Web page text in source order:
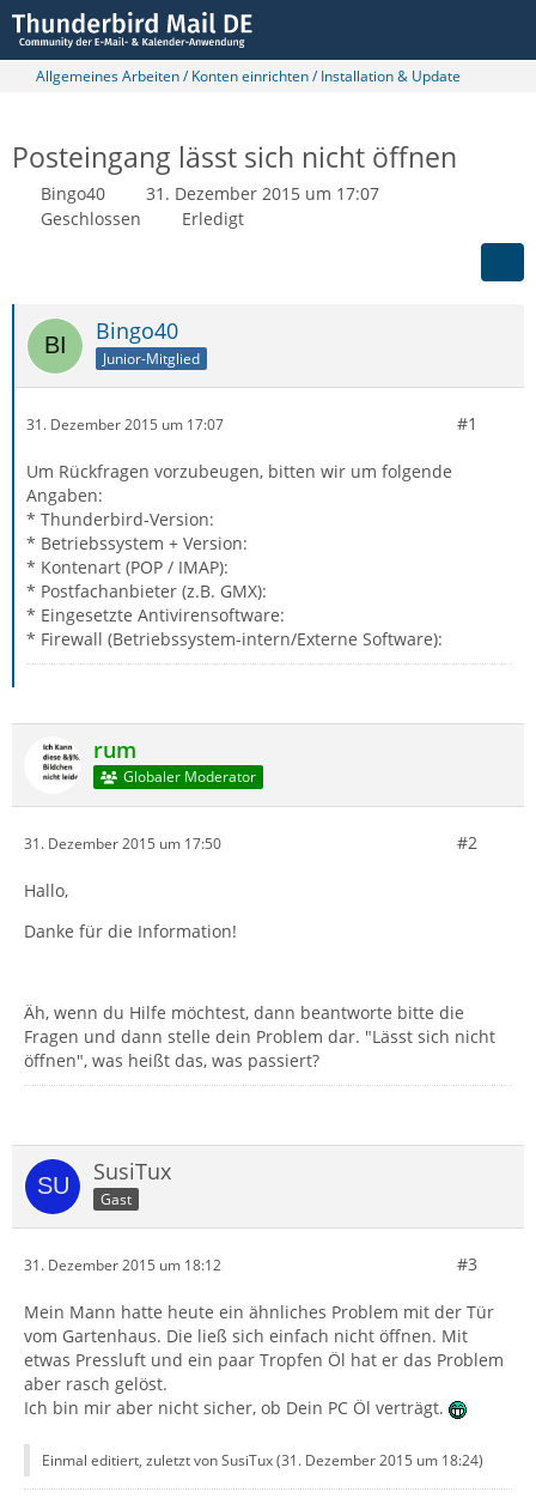
Allgemeines Arbeiten / Konten einrichten / Installation & Update
Posteingang lässt sich nicht öffnen
Bingo40
31. Dezember 2015 um 17:07
Geschlossen
Erledigt
Bingo40
Junior-Mitglied
31. Dezember 2015 um 17:07 #1
Um Rückfragen vorzubeugen, bitten wir um folgende
Angaben:
* Thunderbird-Version:
* Betriebssystem + Version:
* Kontenart (POP / IMAP):
* Postfachanbieter (z.B. GMX):
* Eingesetzte Antivirensoftware:
* Firewall (Betriebssystem-intern/Externe Software):
rum
Globaler Moderator
31. Dezember 2015 um 17:50 #2
Hallo,
Danke für die Information!
Äh, wenn du Hilfe möchtest, dann beantworte bitte die
Fragen und dann stelle dein Problem dar. "Lässt sich nicht
öffnen", was heißt das, was passiert?
SusiTux
Gast
31. Dezember 2015 um 18:12 #3
Mein Mann hatte heute ein ähnliches Problem mit der Tür
vom Gartenhaus. Die ließ sich einfach nicht öffnen. Mit
etwas Pressluft und ein paar Tropfen Öl hat er das Problem
aber rasch gelöst.
Ich bin mir aber nicht sicher, ob Dein PC Öl verträgt.
Einmal editiert, zuletzt von SusiTux (31. Dezember 2015 um 18:24)